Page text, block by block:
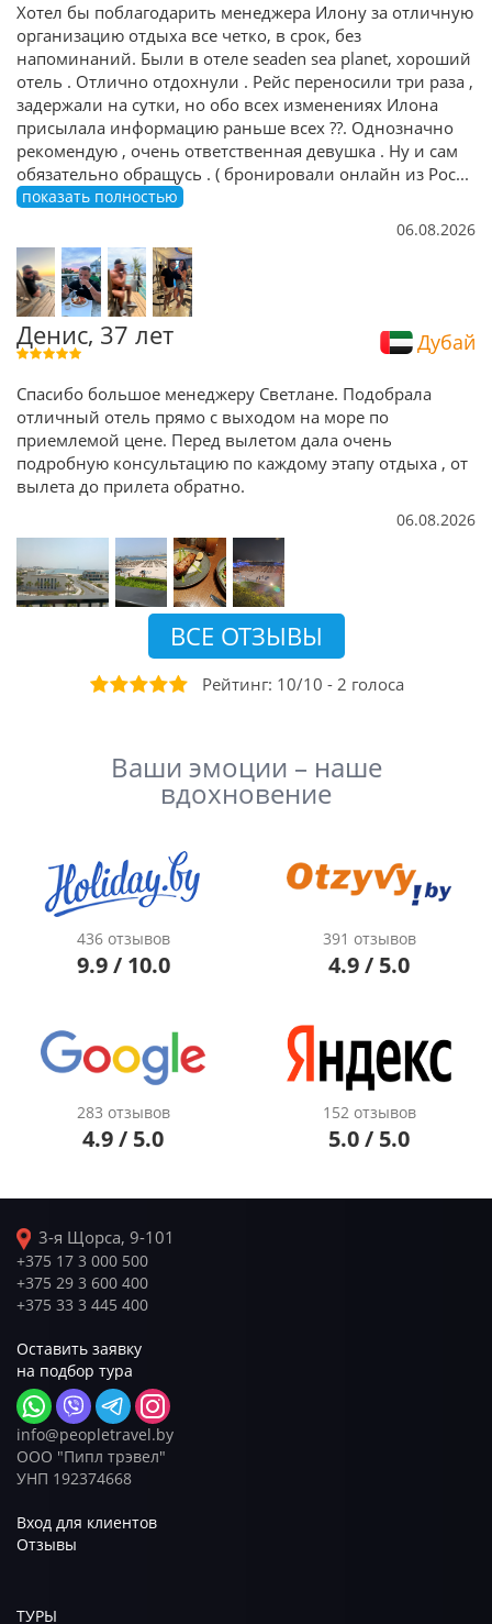
Хотел бы поблагодарить менеджера Илону за отличную
организацию отдыха все четко, в срок, без
напоминаний. Были в отеле seaden sea planet, хороший
отель . Отлично отдохнули . Рейс переносили три раза ,
задержали на сутки, но обо всех изменениях Илона
присылала информацию раньше всех ??. Однозначно
рекомендую , очень ответственная девушка . Ну и сам
обязательно обращусь . ( бронировали онлайн из Рос...
показать полностью
06.08.2026
Денис, 37 лет Дубай
Спасибо большое менеджеру Светлане. Подобрала
отличный отель прямо с выходом на море по
приемлемой цене. Перед вылетом дала очень
подробную консультацию по каждому этапу отдыха , от
вылета до прилета обратно.
06.08.2026
ВСЕ ОТЗЫВЫ
Рейтинг: 10/10 - 2 голоса
Ваши эмоции – наше
вдохновение
436 отзывов
9.9 / 10.0
391 отзывов
4.9 / 5.0
283 отзывов
4.9 / 5.0
152 отзывов
5.0 / 5.0
3-я Щорса, 9-101
+375 17 3 000 500
+375 29 3 600 400
+375 33 3 445 400
Оставить заявку
на подбор тура
info@peopletravel.by
ООО "Пипл трэвел"
УНП 192374668
Вход для клиентов
Отзывы
ТУРЫ